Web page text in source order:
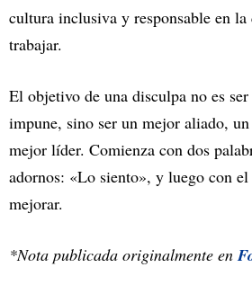
cultura inclusiva y responsable en la
trabajar.
El objetivo de una disculpa no es
impune, sino ser un mejor aliado,
mejor líder. Comienza con dos
adornos: «Lo siento», y luego con
mejorar.
*Nota publicada originalmente en